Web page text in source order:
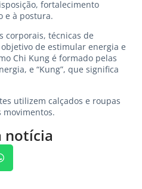
fortalecimento
e à postura.
corporais, técnicas de
de estimular energia e
Chi Kung é formado pelas
e “Kung”, que significa
utilizem calçados e roupas
movimentos.
notícia